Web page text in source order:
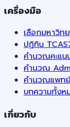
เครื่องมือ
เลือกมหาวิท
ปฏิทิน
คำนวณคะแน
คำนวณ
คำนวณแพท
บทความทั้งห
เกี่ยวกับ